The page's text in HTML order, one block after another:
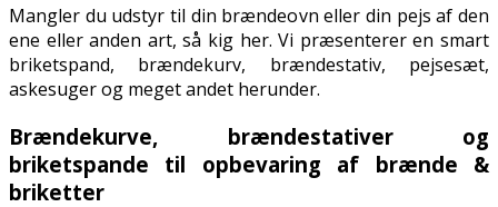
Mangler du udstyr til din brændeovn eller din pejs af den
ene eller anden art, så kig her. Vi præsenterer en smart
briketspand, brændekurv, brændestativ, pejsesæt,
askesuger og meget andet herunder.
Brændekurve, brændestativer og
briketspande til opbevaring af brænde &
briketter